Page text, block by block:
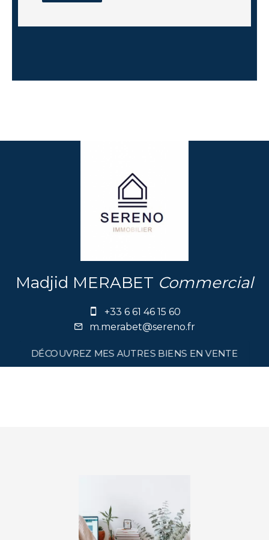
Madjid MERABET Commercial
+33 6 61 46 15 60
m.merabet@sereno.fr
DÉCOUVREZ MES AUTRES BIENS EN VENTE